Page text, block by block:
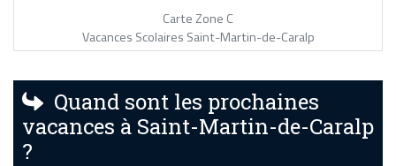
Carte Zone C
Vacances Scolaires Saint-Martin-de-Caralp
Quand sont les prochaines
vacances à Saint-Martin-de-Caralp
?